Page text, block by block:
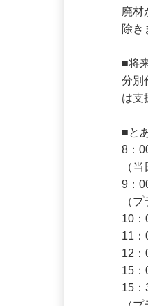
■具
廃
■将
分
■と
8：
（
9
（
10
11
12
15